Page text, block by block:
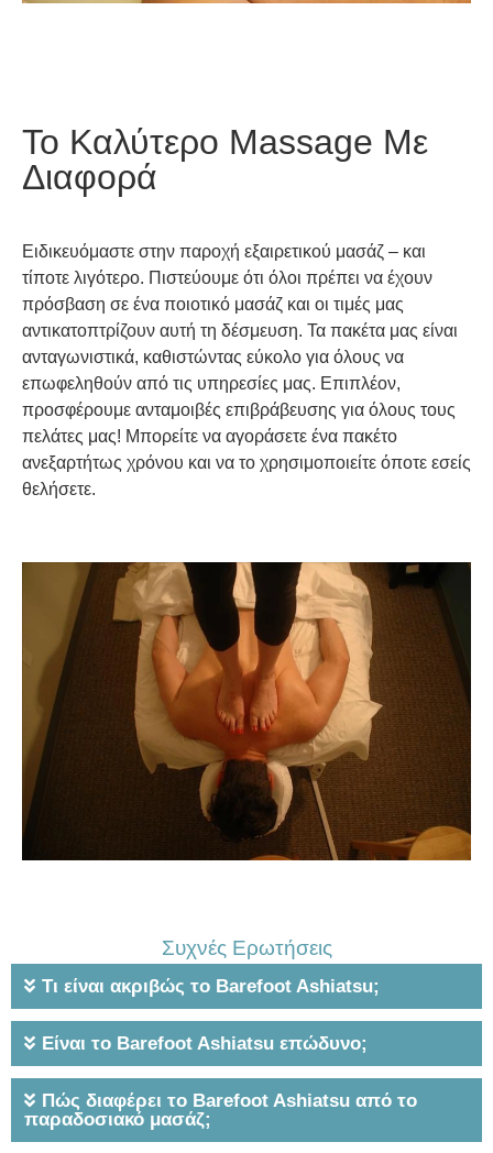
Το Καλύτερο Massage Με
Διαφορά
Ειδικευόμαστε στην παροχή εξαιρετικού μασάζ – και
τίποτε λιγότερο. Πιστεύουμε ότι όλοι πρέπει να έχουν
πρόσβαση σε ένα ποιοτικό μασάζ και οι τιμές μας
αντικατοπτρίζουν αυτή τη δέσμευση. Τα πακέτα μας είναι
ανταγωνιστικά, καθιστώντας εύκολο για όλους να
επωφεληθούν από τις υπηρεσίες μας. Επιπλέον,
προσφέρουμε ανταμοιβές επιβράβευσης για όλους τους
πελάτες μας! Μπορείτε να αγοράσετε ένα πακέτο
ανεξαρτήτως χρόνου και να το χρησιμοποιείτε όποτε εσείς
θελήσετε.
Συχνές Ερωτήσεις
Τι είναι ακριβώς το Barefoot Ashiatsu;
Είναι το Barefoot Ashiatsu επώδυνο;
Πώς διαφέρει το Barefoot Ashiatsu από το
παραδοσιακό μασάζ;